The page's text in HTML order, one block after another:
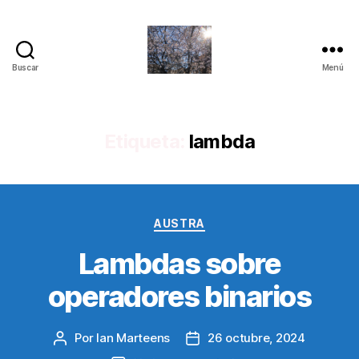
Buscar Menú
lambda
Categorías
AUSTRA
Lambdas sobre
operadores binarios
Autor
Por Ian Marteens
Fecha26 octubre, 2024